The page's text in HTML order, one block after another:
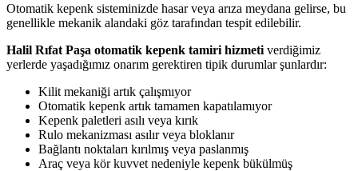
Otomatik kepenk sisteminizde hasar veya arıza meydana gelirse, bu
genellikle mekanik alandaki göz tarafından tespit edilebilir.
Halil Rıfat Paşa otomatik kepenk tamiri hizmeti verdiğimiz
yerlerde yaşadığımız onarım gerektiren tipik durumlar şunlardır:
Kilit mekaniği artık çalışmıyor
Otomatik kepenk artık tamamen kapatılamıyor
Kepenk paletleri asılı veya kırık
Rulo mekanizması asılır veya bloklanır
Bağlantı noktaları kırılmış veya paslanmış
Araç veya kör kuvvet nedeniyle kepenk bükülmüş